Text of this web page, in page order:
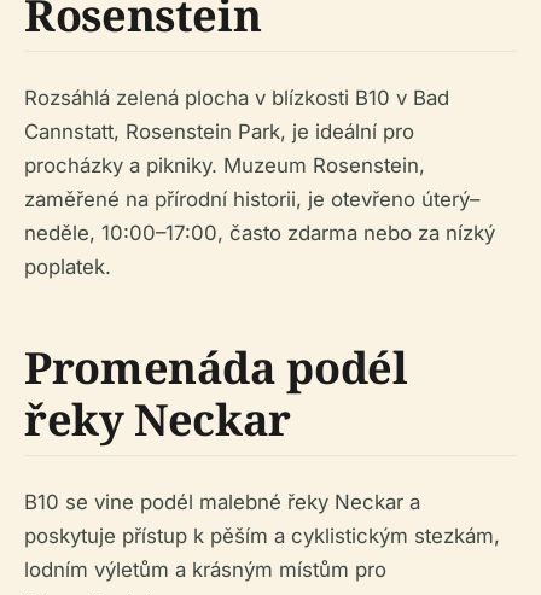
Rosenstein
Rozsáhlá zelená plocha v blízkosti B10 v Bad
Cannstatt, Rosenstein Park, je ideální pro
procházky a pikniky. Muzeum Rosenstein,
zaměřené na přírodní historii, je otevřeno úterý–
neděle, 10:00–17:00, často zdarma nebo za nízký
poplatek.
Promenáda podél
řeky Neckar
B10 se vine podél malebné řeky Neckar a
poskytuje přístup k pěším a cyklistickým stezkám,
lodním výletům a krásným místům pro